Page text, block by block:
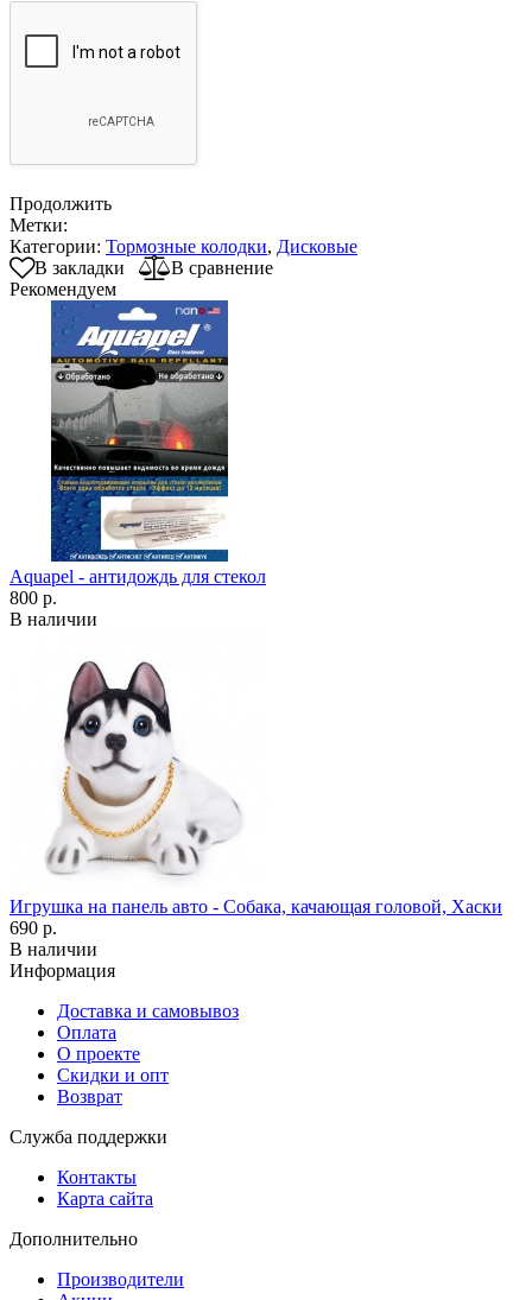
Продолжить
Метки:
Категории: Тормозные колодки, Дисковые
В закладки
В сравнение
Рекомендуем
Aquapel - антидождь для стекол
800 р.
В наличии
Игрушка на панель авто - Собака, качающая головой, Хаски
690 р.
В наличии
Информация
Доставка и самовывоз
Оплата
О проекте
Скидки и опт
Возврат
Служба поддержки
Контакты
Карта сайта
Дополнительно
Производители